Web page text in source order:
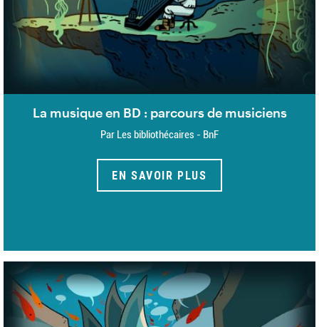
La musique en BD : parcours de musiciens
Par Les bibliothécaires - BnF
EN SAVOIR PLUS